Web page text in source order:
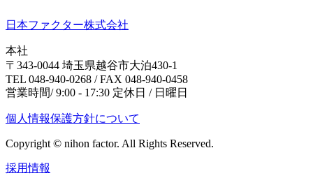
日本ファクター株式会社
本社
〒343-0044 埼玉県越谷市大泊430-1
TEL 048-940-0268 / FAX 048-940-0458
営業時間/ 9:00 - 17:30 定休日 / 日曜日
個人情報保護方針について
Copyright © nihon factor. All Rights Reserved.
採用情報